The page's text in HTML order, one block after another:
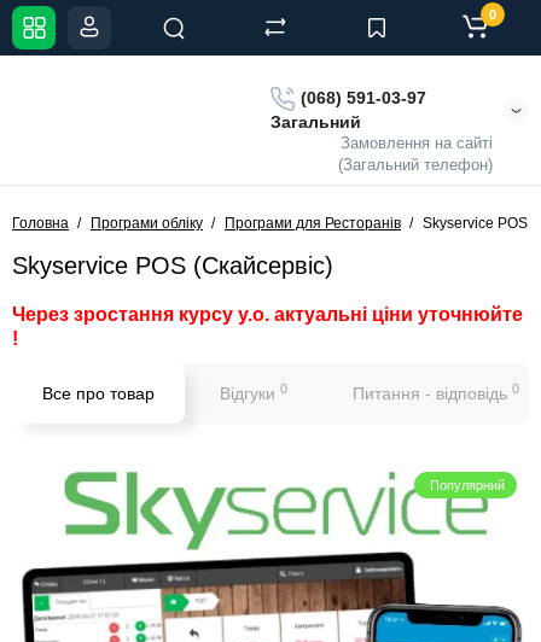
(068) 591-03-97
Загальний
Замовлення на сайті
(Загальний телефон)
0
Головна Програми обліку Програми для Ресторанів Skyservice POS
Skyservice POS (Скайсервіс)
Через зростання курсу у.о. актуальні ціни уточнюйте
!
Все про товар Відгуки 0 Питання - відповідь 0
Популярний